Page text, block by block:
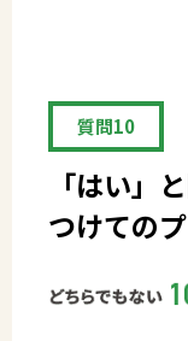
質問10
「はい」
つけての